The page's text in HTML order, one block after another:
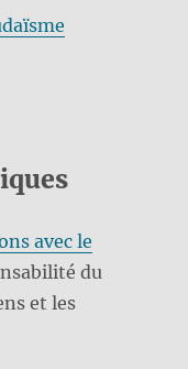
avec le
du
et les